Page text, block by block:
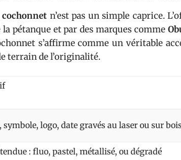
n’est pas un simple caprice.
la pétanque et par des marques comme
s’affirme comme un véritable
terrain de l’originalité.
logo, date gravés au laser ou sur
: fluo, pastel, métallisé, ou dégradé